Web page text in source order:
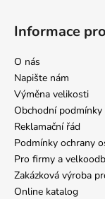
Informace
O nás
Napište nám
Výměna velikosti
Obchodní podmínky
Reklamační řád
Podmínky ochrany
Pro firmy a
Zakázková výroba
Online katalog